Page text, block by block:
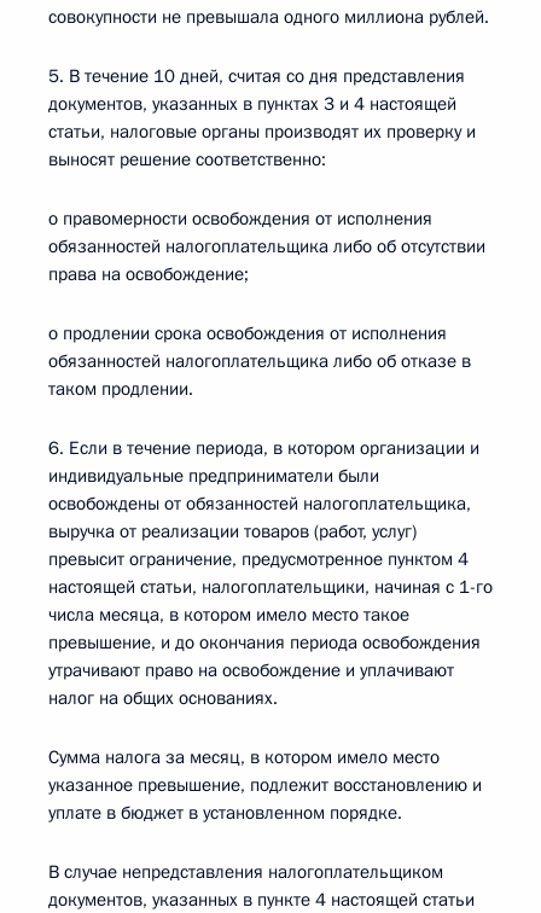
совокупности не превышала одного миллиона рублей.
5. В течение 10 дней, считая со дня представления
документов, указанных в пунктах 3 и 4 настоящей
статьи, налоговые органы производят их проверку и
выносят решение соответственно:
о правомерности освобождения от исполнения
обязанностей налогоплательщика либо об отсутствии
права на освобождение;
о продлении срока освобождения от исполнения
обязанностей налогоплательщика либо об отказе в
таком продлении.
6. Если в течение периода, в котором организации и
индивидуальные предприниматели были
освобождены от обязанностей налогоплательщика,
выручка от реализации товаров (работ, услуг)
превысит ограничение, предусмотренное пунктом 4
настоящей статьи, налогоплательщики, начиная с 1-го
числа месяца, в котором имело место такое
превышение, и до окончания периода освобождения
утрачивают право на освобождение и уплачивают
налог на общих основаниях.
Сумма налога за месяц, в котором имело место
указанное превышение, подлежит восстановлению и
уплате в бюджет в установленном порядке.
В случае непредставления налогоплательщиком
документов, указанных в пункте 4 настоящей статьи